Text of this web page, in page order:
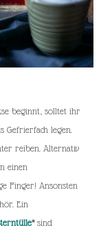
beginnt, solltet ihr
legen.
reiben. Alternativ
einen
Finger! Ansonsten
Ein
*sind